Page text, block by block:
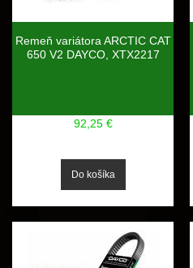
Remeň variátora ARCTIC CAT
650 V2 DAYCO, XTX2217
92,25 €